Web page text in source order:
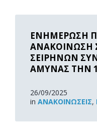
ΕΝΗΜΕΡΩΣΗ
ΑΝΑΚΟΙΝΩΣΗ
ΣΕΙΡΗΝΩΝ
ΑΜΥΝΑΣ ΤΗΝ
26/09/2025
in ΑΝΑΚOΙΝΏΣΕΙΣ,
Read